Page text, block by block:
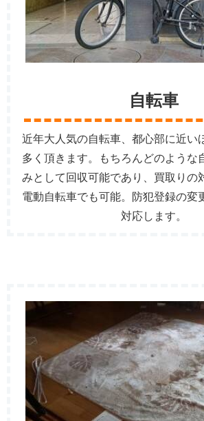
自転車
近年大人気の自転車、都心部に近い
多く頂きます。もちろんどのような
みとして回収可能であり、買取りの
電動自転車でも可能。防犯登録の変
対応します。